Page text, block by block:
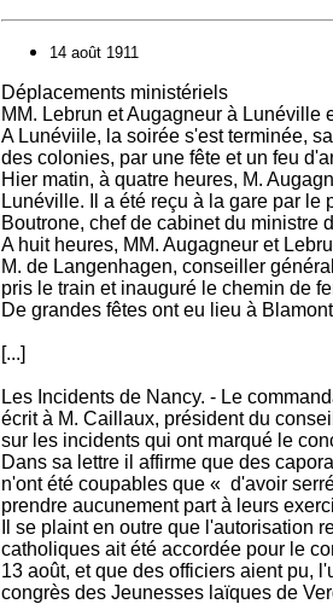
14 août 1911
Déplacements ministériels
MM. Lebrun et Augagneur à Lunéville
A Lunéviile, la soirée s'est terminée,
des colonies, par une fête et un feu
Hier matin, à quatre heures, M.
Lunéville. Il a été reçu à la gare par le
Boutrone, chef de cabinet du ministre
A huit heures, MM. Augagneur et
M. de Langenhagen, conseiller
pris le train et inauguré le chemin de
De grandes fêtes ont eu lieu à
[...]
Les Incidents de Nancy. - Le
écrit à M. Caillaux, président du
sur les incidents qui ont marqué le
Dans sa lettre il affirme que des
n'ont été coupables que « d'avoir
prendre aucunement part à leurs
Il se plaint en outre que l'autorisation
catholiques ait été accordée pour le
13 août, et que des officiers aient pu,
congrès des Jeunesses laïques de